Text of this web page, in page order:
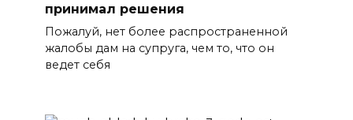
принимал решения
Пожалуй, нет более распространенной
жалобы дам на супруга, чем то, что он
ведет себя